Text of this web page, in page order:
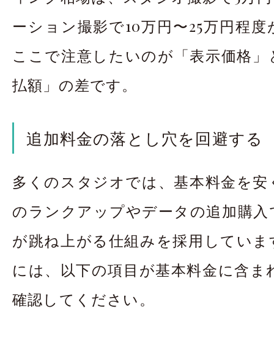
ーション撮影で10万円〜25万円程
ここで注意したいのが「表示価格
払額」の差です。
追加料金の落とし穴を回避する
多くのスタジオでは、基本料金を安
のランクアップやデータの追加購入
が跳ね上がる仕組みを採用していま
には、以下の項目が基本料金に含ま
確認してください。